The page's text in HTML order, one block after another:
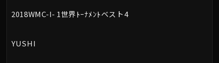
2018WMC-I- 1世界ﾄｰﾅﾒﾝﾄベスト4
YUSHI